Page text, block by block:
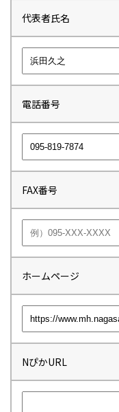
代表者氏名
電話番号
FAX番号
ホームページ
NぴかURL